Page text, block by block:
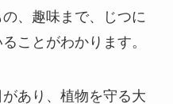
、趣味まで、じつに
ことがわかります。
あり、植物を守る大